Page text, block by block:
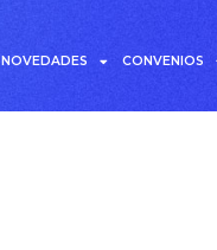
NOVEDADES CONVENIOS